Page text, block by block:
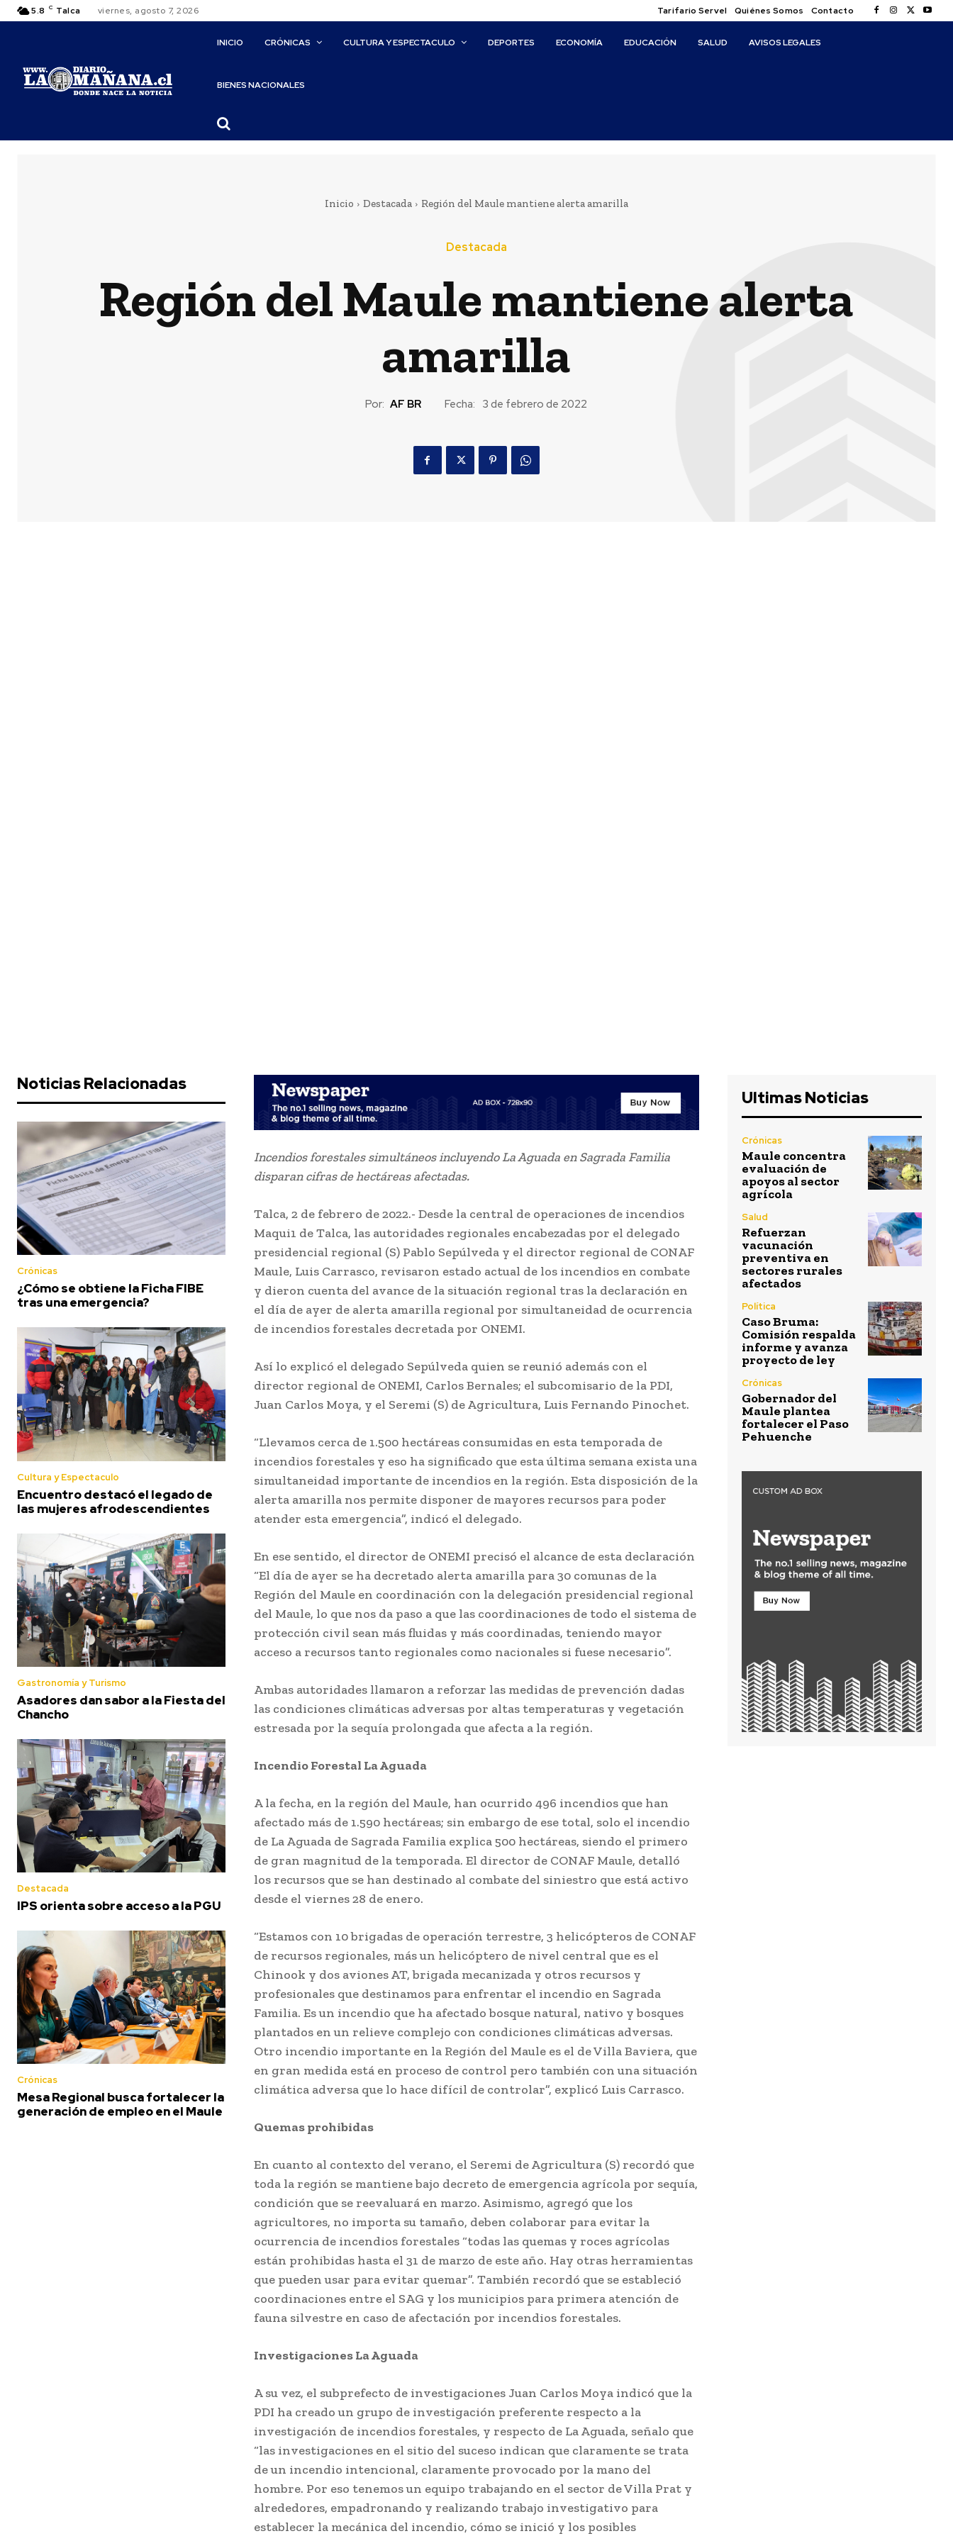
5.8 C Talca viernes, agosto 7, 2026 Tarifario Servel Quiénes Somos Contacto
INICIO CRÓNICAS CULTURA Y ESPECTACULO DEPORTES ECONOMÍA EDUCACIÓN SALUD AVISOS LEGALES
BIENES NACIONALES
Inicio Destacada Región del Maule mantiene alerta amarilla
Destacada
Región del Maule mantiene alerta
amarilla
Por: AF BR Fecha: 3 de febrero de 2022
Noticias Relacionadas
Crónicas
¿Cómo se obtiene la Ficha FIBE
tras una emergencia?
Cultura y Espectaculo
Encuentro destacó el legado de
las mujeres afrodescendientes
Gastronomía y Turismo
Asadores dan sabor a la Fiesta del
Chancho
Destacada
IPS orienta sobre acceso a la PGU
Crónicas
Mesa Regional busca fortalecer la
generación de empleo en el Maule
Incendios forestales simultáneos incluyendo La Aguada en Sagrada Familia
disparan cifras de hectáreas afectadas.
Talca, 2 de febrero de 2022.- Desde la central de operaciones de incendios
Maqui1 de Talca, las autoridades regionales encabezadas por el delegado
presidencial regional (S) Pablo Sepúlveda y el director regional de CONAF
Maule, Luis Carrasco, revisaron estado actual de los incendios en combate
y dieron cuenta del avance de la situación regional tras la declaración en
el día de ayer de alerta amarilla regional por simultaneidad de ocurrencia
de incendios forestales decretada por ONEMI.
Así lo explicó el delegado Sepúlveda quien se reunió además con el
director regional de ONEMI, Carlos Bernales; el subcomisario de la PDI,
Juan Carlos Moya, y el Seremi (S) de Agricultura, Luis Fernando Pinochet.
“Llevamos cerca de 1.500 hectáreas consumidas en esta temporada de
incendios forestales y eso ha significado que esta última semana exista una
simultaneidad importante de incendios en la región. Esta disposición de la
alerta amarilla nos permite disponer de mayores recursos para poder
atender esta emergencia”, indicó el delegado.
En ese sentido, el director de ONEMI precisó el alcance de esta declaración
“El día de ayer se ha decretado alerta amarilla para 30 comunas de la
Región del Maule en coordinación con la delegación presidencial regional
del Maule, lo que nos da paso a que las coordinaciones de todo el sistema de
protección civil sean más fluidas y más coordinadas, teniendo mayor
acceso a recursos tanto regionales como nacionales si fuese necesario”.
Ambas autoridades llamaron a reforzar las medidas de prevención dadas
las condiciones climáticas adversas por altas temperaturas y vegetación
estresada por la sequía prolongada que afecta a la región.
Incendio Forestal La Aguada
A la fecha, en la región del Maule, han ocurrido 496 incendios que han
afectado más de 1.590 hectáreas; sin embargo de ese total, solo el incendio
de La Aguada de Sagrada Familia explica 500 hectáreas, siendo el primero
de gran magnitud de la temporada. El director de CONAF Maule, detalló
los recursos que se han destinado al combate del siniestro que está activo
desde el viernes 28 de enero.
“Estamos con 10 brigadas de operación terrestre, 3 helicópteros de CONAF
de recursos regionales, más un helicóptero de nivel central que es el
Chinook y dos aviones AT, brigada mecanizada y otros recursos y
profesionales que destinamos para enfrentar el incendio en Sagrada
Familia. Es un incendio que ha afectado bosque natural, nativo y bosques
plantados en un relieve complejo con condiciones climáticas adversas.
Otro incendio importante en la Región del Maule es el de Villa Baviera, que
en gran medida está en proceso de control pero también con una situación
climática adversa que lo hace difícil de controlar”, explicó Luis Carrasco.
Quemas prohibidas
En cuanto al contexto del verano, el Seremi de Agricultura (S) recordó que
toda la región se mantiene bajo decreto de emergencia agrícola por sequía,
condición que se reevaluará en marzo. Asimismo, agregó que los
agricultores, no importa su tamaño, deben colaborar para evitar la
ocurrencia de incendios forestales “todas las quemas y roces agrícolas
están prohibidas hasta el 31 de marzo de este año. Hay otras herramientas
que pueden usar para evitar quemar”. También recordó que se estableció
coordinaciones entre el SAG y los municipios para primera atención de
fauna silvestre en caso de afectación por incendios forestales.
Investigaciones La Aguada
A su vez, el subprefecto de investigaciones Juan Carlos Moya indicó que la
PDI ha creado un grupo de investigación preferente respecto a la
investigación de incendios forestales, y respecto de La Aguada, señalo que
“las investigaciones en el sitio del suceso indican que claramente se trata
de un incendio intencional, claramente provocado por la mano del
hombre. Por eso tenemos un equipo trabajando en el sector de Villa Prat y
alrededores, empadronando y realizando trabajo investigativo para
establecer la mecánica del incendio, cómo se inició y los posibles
Ultimas Noticias
Crónicas
Maule concentra
evaluación de
apoyos al sector
agrícola
Salud
Refuerzan
vacunación
preventiva en
sectores rurales
afectados
Política
Caso Bruma:
Comisión respalda
informe y avanza
proyecto de ley
Crónicas
Gobernador del
Maule plantea
fortalecer el Paso
Pehuenche